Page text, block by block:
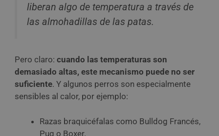
liberan algo de temperatura a través de
las almohadillas de las patas.
Pero claro: cuando las temperaturas son
demasiado altas, este mecanismo puede no ser
suficiente. Y algunos perros son especialmente
sensibles al calor, por ejemplo:
Razas braquicéfalas como Bulldog Francés,
Pug o Boxer.